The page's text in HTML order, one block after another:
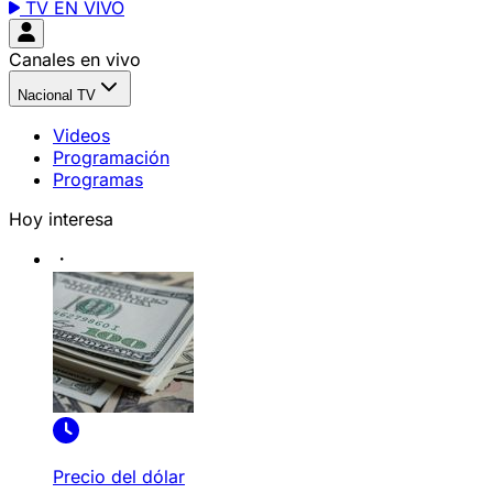
TV EN VIVO
Canales en vivo
Nacional TV
Videos
Programación
Programas
Hoy interesa
Precio del dólar